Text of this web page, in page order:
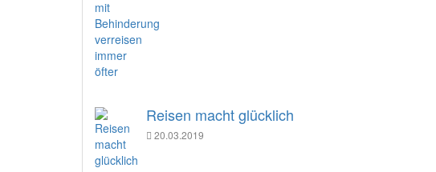
Reisen macht glücklich
20.03.2019